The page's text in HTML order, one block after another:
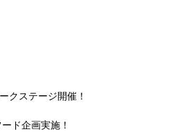
クステージ開催！
ド企画実施！